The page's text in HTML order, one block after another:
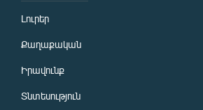
Լուրեր
Քաղաքական
Իրավունք
Տնտեսություն